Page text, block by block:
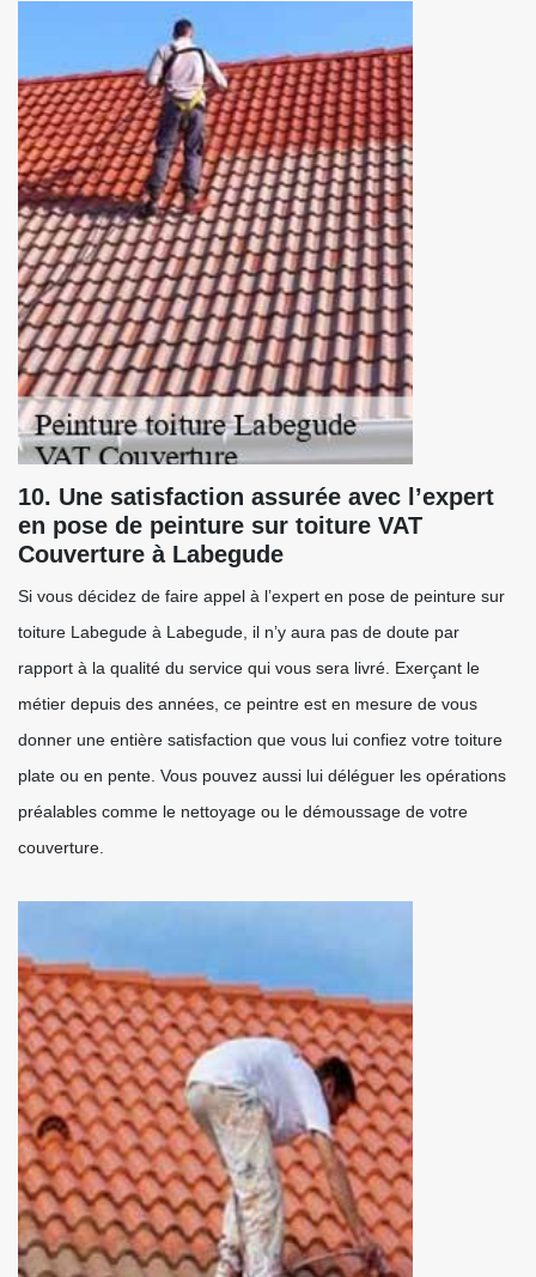
10. Une satisfaction assurée avec l’expert
en pose de peinture sur toiture VAT
Couverture à Labegude
Si vous décidez de faire appel à l’expert en pose de peinture sur
toiture Labegude à Labegude, il n’y aura pas de doute par
rapport à la qualité du service qui vous sera livré. Exerçant le
métier depuis des années, ce peintre est en mesure de vous
donner une entière satisfaction que vous lui confiez votre toiture
plate ou en pente. Vous pouvez aussi lui déléguer les opérations
préalables comme le nettoyage ou le démoussage de votre
couverture.